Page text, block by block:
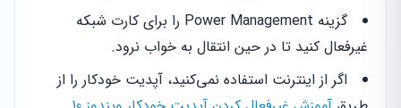
گزینه Power Management را برای کارت شبکه
غیرفعال کنید تا در حین انتقال به خواب نرود.
اگر از اینترنت استفاده نمی‌کنید، آپدیت خودکار را از